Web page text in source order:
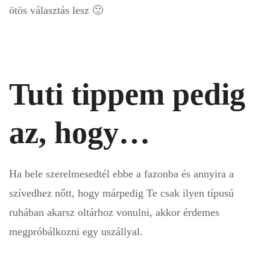
ötös választás lesz 🙂
Tuti tippem pedig
az, hogy…
Ha bele szerelmesedtél ebbe a fazonba és annyira a
szívedhez nőtt, hogy márpedig Te csak ilyen típusú
ruhában akarsz oltárhoz vonulni, akkor érdemes
megpróbálkozni egy uszállyal.